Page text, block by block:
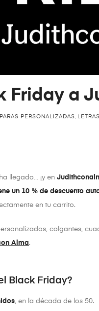
Friday a
PERSONALIZADAS
llegado… ¡y en
un 10 % de descuento
en tu carrito.
colgantes,
Alma.
Black Friday?
, en la década de los 50.